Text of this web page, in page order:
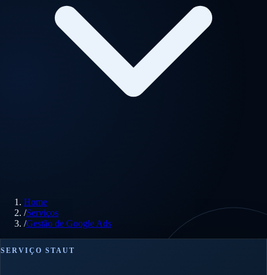
Home
/Serviços
/Gestão de Google Ads
SERVIÇO STAUT